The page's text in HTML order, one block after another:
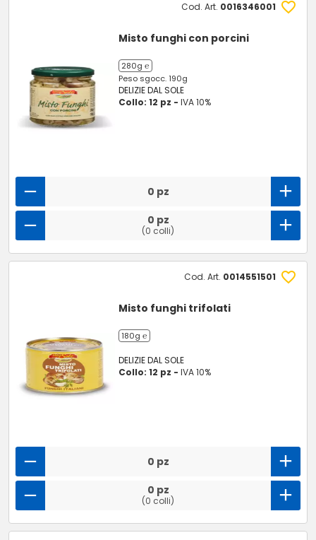
Cod. Art. 0016346001
Misto funghi con porcini
280g ℮
Peso sgocc. 190g
DELIZIE DAL SOLE
Collo: 12 pz -IVA 10%
0 pz
0 pz
(0 colli)
Cod. Art. 0014551501
Misto funghi trifolati
180g ℮
DELIZIE DAL SOLE
Collo: 12 pz -IVA 10%
0 pz
0 pz
(0 colli)